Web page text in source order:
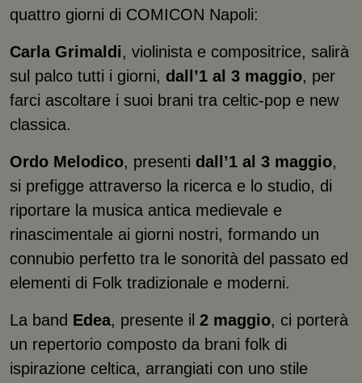
quattro giorni di COMICON Napoli:
Carla Grimaldi, violinista e compositrice, salirà
sul palco tutti i giorni, dall’1 al 3 maggio, per
farci ascoltare i suoi brani tra celtic-pop e new
classica.
Ordo Melodico, presenti dall’1 al 3 maggio,
si prefigge attraverso la ricerca e lo studio, di
riportare la musica antica medievale e
rinascimentale ai giorni nostri, formando un
connubio perfetto tra le sonorità del passato ed
elementi di Folk tradizionale e moderni.
La band Edea, presente il 2 maggio, ci porterà
un repertorio composto da brani folk di
ispirazione celtica, arrangiati con uno stile